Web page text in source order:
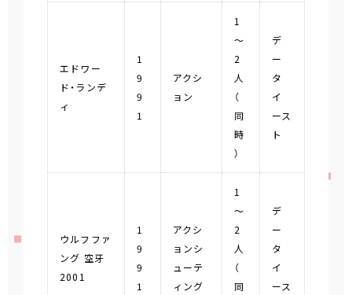
エドワー
ド・ランデ
ィ
1
9
9
1
アクシ
ョン
1
～
2
人
（
同
時
）
デ
ー
タ
イ
ース
ト
ウルフファ
ング 空牙
2001
1
9
9
1
アクシ
ョンシ
ューテ
ィング
1
～
2
人
（
同
デ
ー
タ
イ
ース